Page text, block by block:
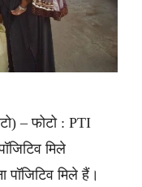
– फोटो : PTI
मिले
मिले हैं।